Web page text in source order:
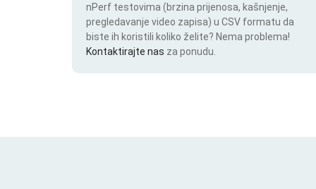
nPerf testovima (brzina prijenosa, kašnjenje,
pregledavanje video zapisa) u CSV formatu da
biste ih koristili koliko želite? Nema problema!
Kontaktirajte nas za ponudu.